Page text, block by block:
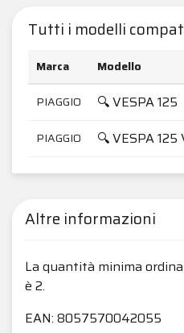
Tutti i modelli
Marca Modello
PIAGGIO
🔍 VESPA 125
PIAGGIO 🔍 VESPA 125
Altre informazioni
La quantità minima
è 2.
EAN: 8057570042055